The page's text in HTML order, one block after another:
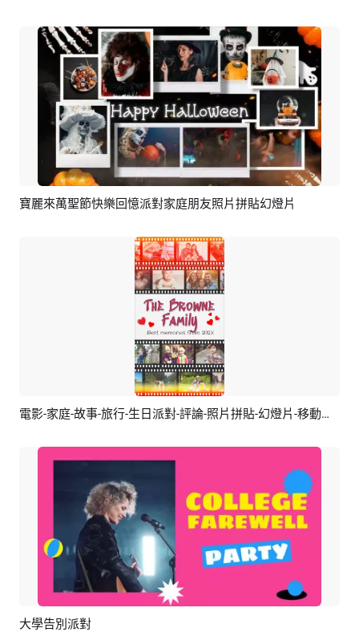
預覽 編輯
寶麗來萬聖節快樂回憶派對家庭朋友照片拼貼幻燈片
預覽 AI剪同款 電影-家庭-故事-旅行-生日派對-評論-照片拼貼-幻燈片-移動視頻
大學告別派對